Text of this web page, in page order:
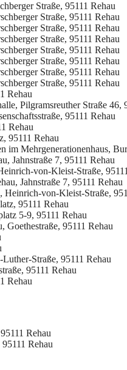
Straße, 95111 Rehau
Straße, 95111 Rehau
Straße, 95111 Rehau
Straße, 95111 Rehau
Straße, 95111 Rehau
Straße, 95111 Rehau
Straße, 95111 Rehau
Straße, 95111 Rehau
Rehau
Pilgramsreuther Straße 46,
95111 Rehau
Rehau
95111 Rehau
im Mehrgenerationenhaus,
Jahnstraße 7, 95111 Rehau
von-Kleist-Straße,
Jahnstraße 7, 95111 Rehau
Heinrich-von-Kleist-Straße,
95111 Rehau
5-9, 95111 Rehau
95111 Rehau
Straße, 95111 Rehau
95111 Rehau
Rehau
Rehau
Rehau